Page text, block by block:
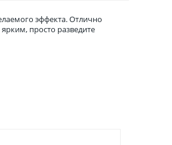
эффекта. Отлично
просто разведите